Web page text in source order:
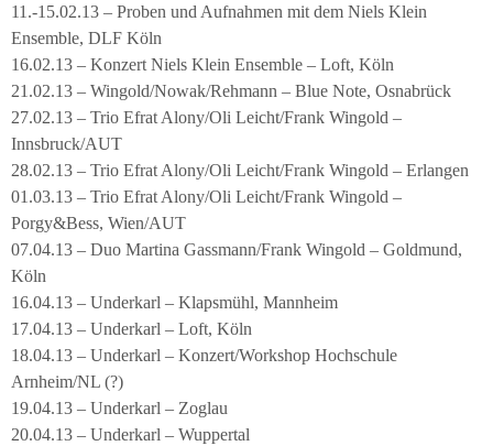
11.-15.02.13 – Proben und Aufnahmen mit dem Niels Klein
Ensemble, DLF Köln
16.02.13 – Konzert Niels Klein Ensemble – Loft, Köln
21.02.13 – Wingold/Nowak/Rehmann – Blue Note, Osnabrück
27.02.13 – Trio Efrat Alony/Oli Leicht/Frank Wingold –
Innsbruck/AUT
28.02.13 – Trio Efrat Alony/Oli Leicht/Frank Wingold – Erlangen
01.03.13 – Trio Efrat Alony/Oli Leicht/Frank Wingold –
Porgy&Bess, Wien/AUT
07.04.13 – Duo Martina Gassmann/Frank Wingold – Goldmund,
Köln
16.04.13 – Underkarl – Klapsmühl, Mannheim
17.04.13 – Underkarl – Loft, Köln
18.04.13 – Underkarl – Konzert/Workshop Hochschule
Arnheim/NL (?)
19.04.13 – Underkarl – Zoglau
20.04.13 – Underkarl – Wuppertal